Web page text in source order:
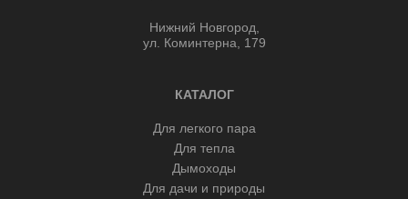
Нижний Новгород,
ул. Коминтерна, 179
КАТАЛОГ
Для легкого пара
Для тепла
Дымоходы
Для дачи и природы